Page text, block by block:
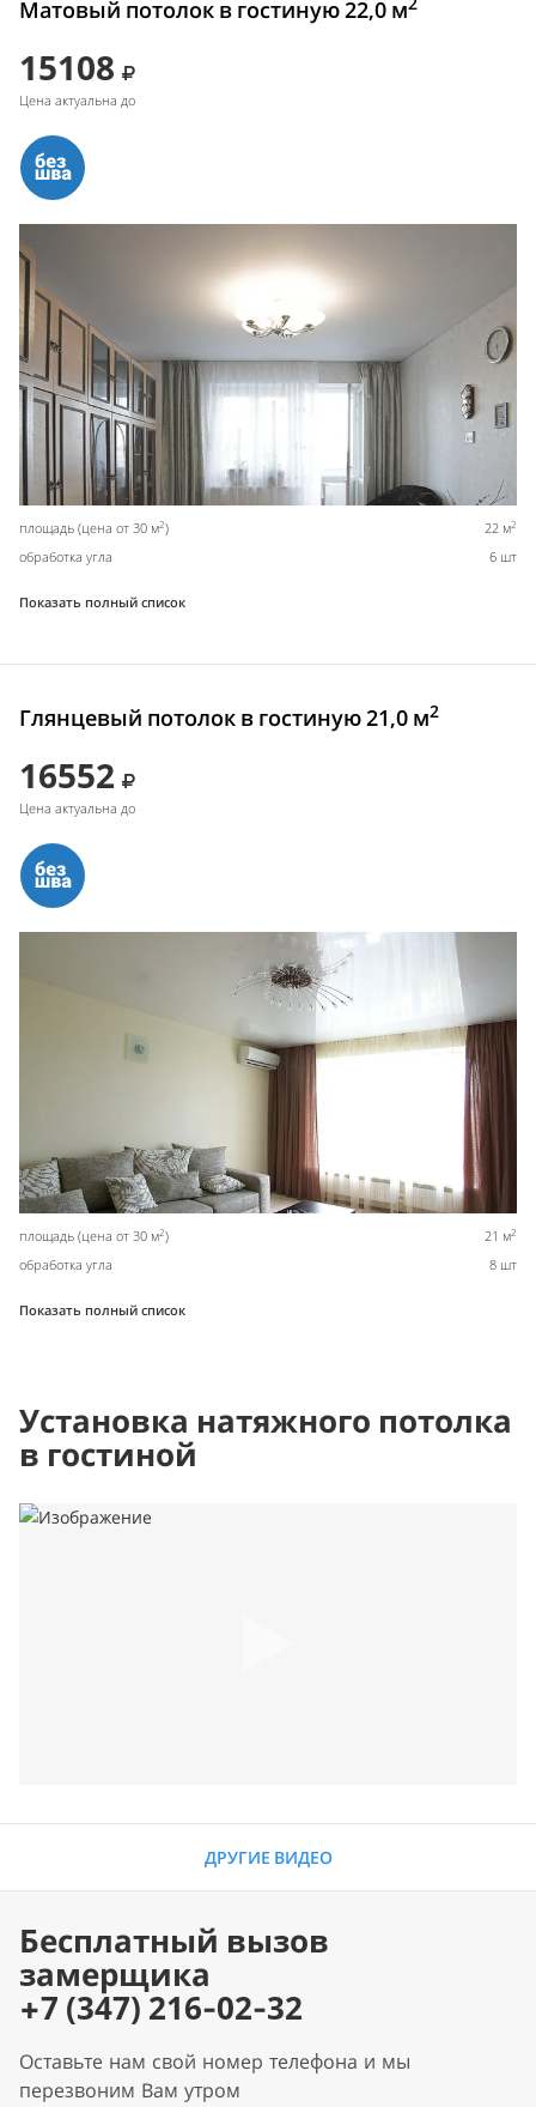
Матовый потолок в гостиную 22,0 м
15108
Цена актуальна до
площадь (цена от 30 м2) 22 м2
обработка угла 6 шт
Показать полный список
Глянцевый потолок в гостиную 21,0 м2
16552
Цена актуальна до
площадь (цена от 30 м2) 21 м2
обработка угла 8 шт
Показать полный список
Установка натяжного потолка
в гостиной
ДРУГИЕ ВИДЕО
Бесплатный вызов
замерщика
+7 (347) 216-02-32
Оставьте нам свой номер телефона и мы
перезвоним Вам утром